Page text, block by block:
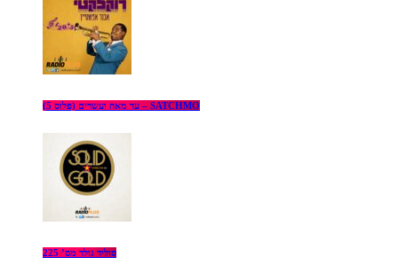
עד מאה ועשרים (פלוס 5) – SATCHMO
סוליד גולד מס’ 225